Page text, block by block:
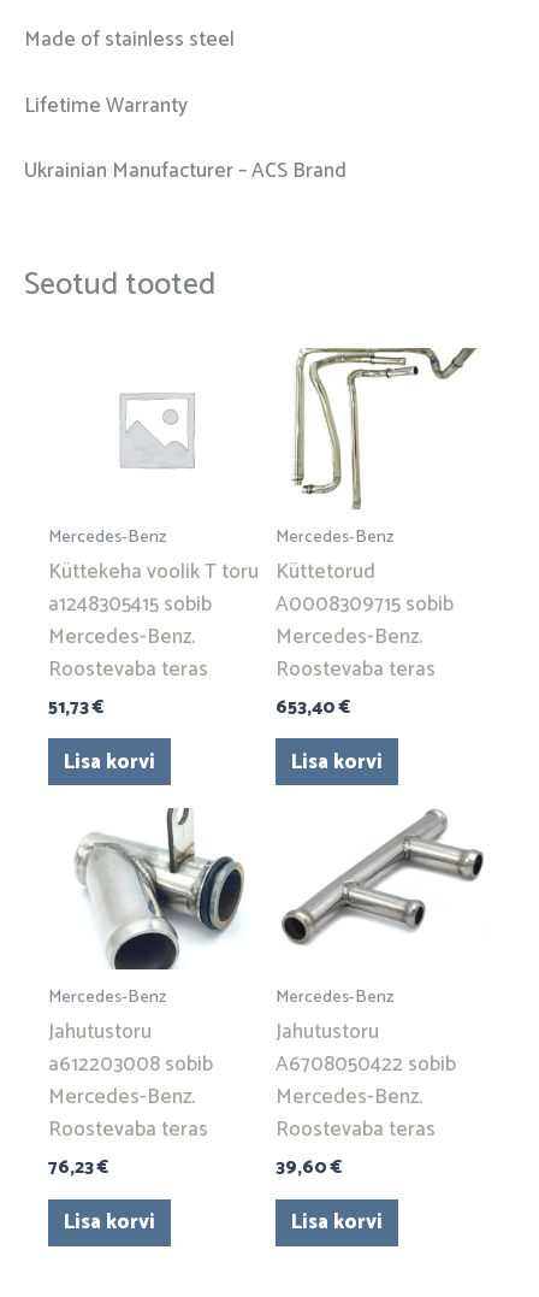
Made of stainless steel
Lifetime Warranty
Ukrainian Manufacturer – ACS Brand
Seotud tooted
Mercedes-Benz
Küttekeha voolik T toru
a1248305415 sobib
Mercedes-Benz.
Roostevaba teras
51,73€
Lisa korvi
Mercedes-Benz
Küttetorud
A0008309715 sobib
Mercedes-Benz.
Roostevaba teras
653,40€
Lisa korvi
Mercedes-Benz
Jahutustoru
a612203008 sobib
Mercedes-Benz.
Roostevaba teras
76,23€
Lisa korvi
Mercedes-Benz
Jahutustoru
A6708050422 sobib
Mercedes-Benz.
Roostevaba teras
39,60€
Lisa korvi